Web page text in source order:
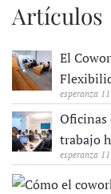
Artículos
El
esperanza
Oficinas
trabajo
esperanza